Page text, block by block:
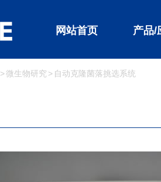
网站首页 产品/
微生物研究 自动克隆菌落挑选系统